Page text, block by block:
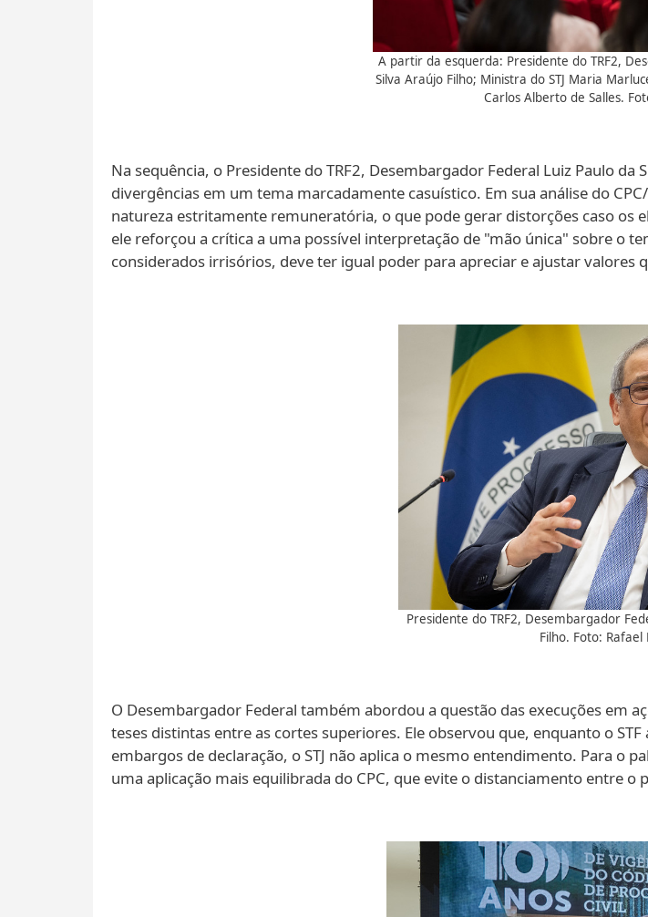
A partir da esquerda: Presidente do TRF2,
Silva Araújo Filho; Ministra do STJ Maria
Carlos Alberto de Salles.
Na sequência, o Presidente do TRF2, Desembargador Federal Luiz Paulo
divergências em um tema marcadamente casuístico. Em sua análise do
natureza estritamente remuneratória, o que pode gerar distorções caso os
ele reforçou a crítica a uma possível interpretação de "mão única" sobre o
considerados irrisórios, deve ter igual poder para apreciar e ajustar valores
Presidente do TRF2, Desembargador
Filho. Foto: Rafael
O Desembargador Federal também abordou a questão das execuções em
teses distintas entre as cortes superiores. Ele observou que, enquanto o
embargos de declaração, o STJ não aplica o mesmo entendimento. Para o
uma aplicação mais equilibrada do CPC, que evite o distanciamento entre o